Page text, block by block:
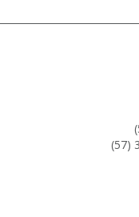
(57)